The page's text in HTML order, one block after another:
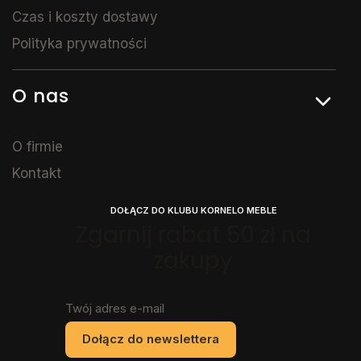
Czas i koszty dostawy
Polityka prywatności
O nas
O firmie
Kontakt
DOŁĄCZ DO KLUBU KORNELO MEBLE
Twój adres e-mail
Dołącz do newslettera